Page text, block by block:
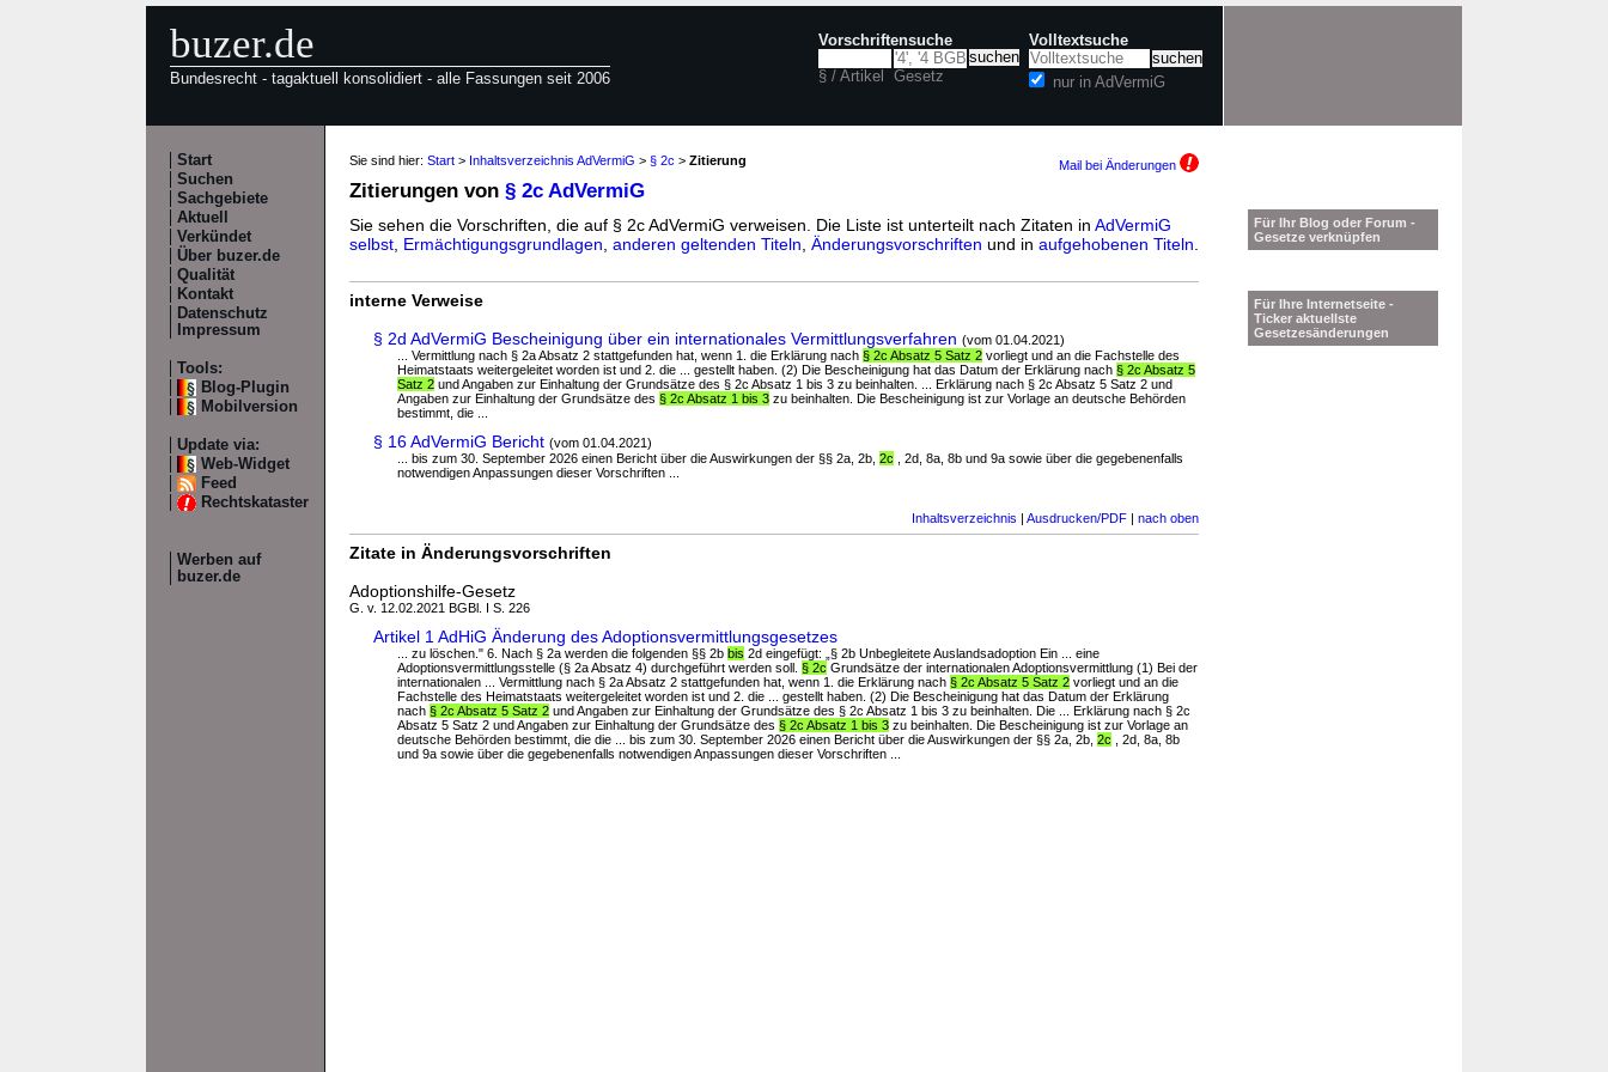
buzer.de
Bundesrecht - tagaktuell konsolidiert - alle Fassungen seit 2006
Vorschriftensuche
§ / Artikel Gesetz
Volltextsuche
nur in AdVermiG
Start
Suchen
Sachgebiete
Aktuell
Verkündet
Über buzer.de
Qualität
Kontakt
Datenschutz
Impressum
Tools:
Blog-Plugin
Mobilversion
Update via:
Web-Widget
Feed
Rechtskataster
Werben auf
buzer.de
Sie sind hier: Start > Inhaltsverzeichnis AdVermiG > § 2c > Zitierung Mail bei Änderungen
Zitierungen von § 2c AdVermiG
Sie sehen die Vorschriften, die auf § 2c AdVermiG verweisen. Die Liste ist unterteilt nach Zitaten in AdVermiG
selbst Ermächtigungsgrundlagen anderen geltenden Titeln Änderungsvorschriften und in aufgehobenen Titeln
interne Verweise
§ 2d AdVermiG Bescheinigung über ein internationales Vermittlungsverfahren (vom 01.04.2021)
... Vermittlung nach § 2a Absatz 2 stattgefunden hat, wenn 1. die Erklärung nach § 2c Absatz 5 Satz 2 vorliegt und an die Fachstelle des
Heimatstaats weitergeleitet worden ist und 2. die ... gestellt haben. (2) Die Bescheinigung hat das Datum der Erklärung nach § 2c Absatz 5
Satz 2 und Angaben zur Einhaltung der Grundsätze des § 2c Absatz 1 bis 3 zu beinhalten. ... Erklärung nach § 2c Absatz 5 Satz 2 und
Angaben zur Einhaltung der Grundsätze des § 2c Absatz 1 bis 3 zu beinhalten. Die Bescheinigung ist zur Vorlage an deutsche Behörden
bestimmt, die ...
§ 16 AdVermiG Bericht (vom 01.04.2021)
... bis zum 30. September 2026 einen Bericht über die Auswirkungen der §§ 2a, 2b, 2c , 2d, 8a, 8b und 9a sowie über die gegebenenfalls
notwendigen Anpassungen dieser Vorschriften ...
Inhaltsverzeichnis | Ausdrucken/PDF | nach oben
Zitate in Änderungsvorschriften
Adoptionshilfe-Gesetz
G. v. 12.02.2021 BGBl. I S. 226
Artikel 1 AdHiG Änderung des Adoptionsvermittlungsgesetzes
... zu löschen." 6. Nach § 2a werden die folgenden §§ 2b bis 2d eingefügt: „§ 2b Unbegleitete Auslandsadoption Ein ... eine
Adoptionsvermittlungsstelle (§ 2a Absatz 4) durchgeführt werden soll. § 2c Grundsätze der internationalen Adoptionsvermittlung (1) Bei der
internationalen ... Vermittlung nach § 2a Absatz 2 stattgefunden hat, wenn 1. die Erklärung nach § 2c Absatz 5 Satz 2 vorliegt und an die
Fachstelle des Heimatstaats weitergeleitet worden ist und 2. die ... gestellt haben. (2) Die Bescheinigung hat das Datum der Erklärung
nach § 2c Absatz 5 Satz 2 und Angaben zur Einhaltung der Grundsätze des § 2c Absatz 1 bis 3 zu beinhalten. Die ... Erklärung nach § 2c
Absatz 5 Satz 2 und Angaben zur Einhaltung der Grundsätze des § 2c Absatz 1 bis 3 zu beinhalten. Die Bescheinigung ist zur Vorlage an
deutsche Behörden bestimmt, die die ... bis zum 30. September 2026 einen Bericht über die Auswirkungen der §§ 2a, 2b, 2c , 2d, 8a, 8b
und 9a sowie über die gegebenenfalls notwendigen Anpassungen dieser Vorschriften ...
Für Ihr Blog oder Forum -
Gesetze verknüpfen
Für Ihre Internetseite -
Ticker aktuellste
Gesetzesänderungen